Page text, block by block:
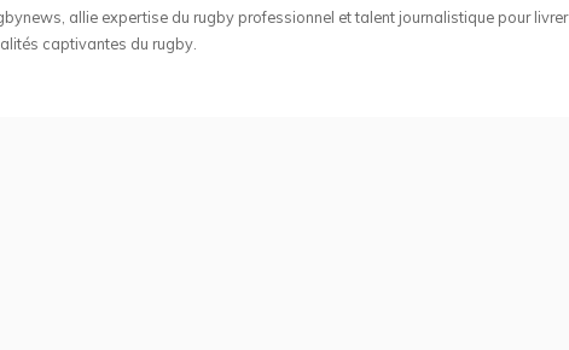
allie expertise du rugby professionnel et talent journalistique pour livrer
captivantes du rugby.